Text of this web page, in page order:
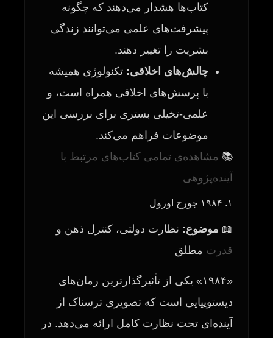
کتاب‌ها هشدار می‌دهند که چگونه
پیشرفت‌های علمی می‌توانند زندگی
بشریت را تغییر دهند.
چالش‌های اخلاقی: تکنولوژی همیشه
با پرسش‌های اخلاقی همراه است، و
علمی-تخیلی بستری برای بررسی این
موضوعات فراهم می‌کند.
📚 مشاهده‌ی تمامی کتاب‌های مرتبط با
آینده‌پژوهی
۱. ۱۹۸۴ جورج اورول
📖 موضوع: نظارت دولتی، کنترل ذهن و
قدرت مطلق
«۱۹۸۴» یکی از تأثیرگذارترین رمان‌های
دیستوپیایی است که تصویری ترسناک از
آینده‌ای تحت نظارت کامل ارائه می‌دهد. در